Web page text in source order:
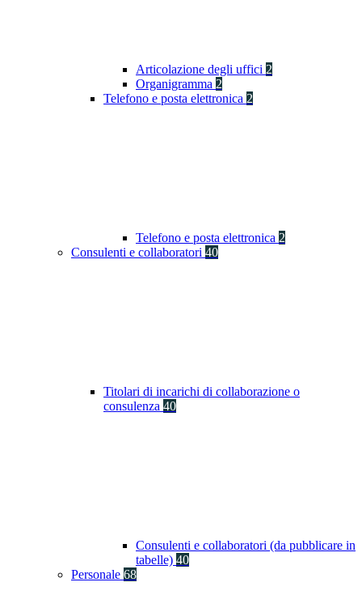
Articolazione degli uffici 2
Organigramma 2
Telefono e posta elettronica 2
Telefono e posta elettronica 2
Consulenti e collaboratori 40
Titolari di incarichi di collaborazione o
consulenza 40
Consulenti e collaboratori (da pubblicare in
tabelle) 40
Personale 68